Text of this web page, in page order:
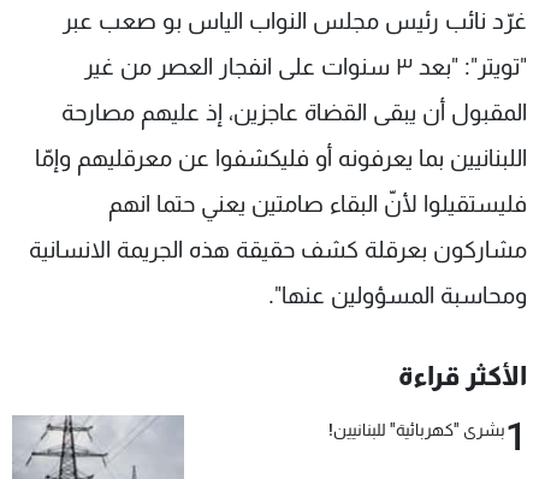
غرّد نائب رئيس مجلس النواب الياس بو صعب عبر
"تويتر": "بعد ٣ سنوات على انفجار العصر من غير
المقبول أن يبقى القضاة عاجزين، إذ عليهم مصارحة
اللبنانيين بما يعرفونه أو فليكشفوا عن معرقليهم وإمّا
فليستقيلوا لأنّ البقاء صامتين يعني حتما انهم
مشاركون بعرقلة كشف حقيقة هذه الجريمة الانسانية
ومحاسبة المسؤولين عنها".
الأكثر قراءة
1بشرى "كهربائية" للبنانيين!
شاهد البرامج
عن MTV
الإنـتـاج
لاعلاناتكم
وظائف
تواصل معنا
شروط الإسـتخدام
سياسة الخصوصية